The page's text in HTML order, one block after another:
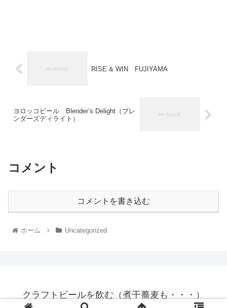
RISE & WIN FUJIYAMA
ヨロッコビール Blender’s Delight（ブレ
ンダーズディライト）
コメント
コメントを書き込む
ホーム Uncategorized
クラフトビールを飲む（煮干蕎麦も・・・）